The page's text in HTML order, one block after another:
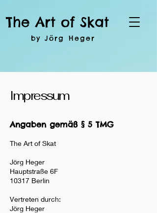
The Art of Skat
by Jörg Heger
Impressum
Angaben gemäß § 5 TMG
The Art of Skat
Jörg Heger
Hauptstraße 6F
10317 Berlin
Vertreten durch:
Jörg Heger